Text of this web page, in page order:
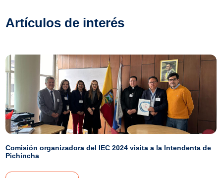
Artículos de interés
Comisión organizadora del IEC 2024 visita a la Intendenta de
Pichincha